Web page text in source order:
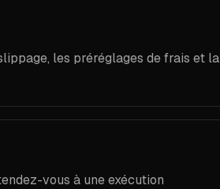
les préréglages de frais et la
vous à une exécution